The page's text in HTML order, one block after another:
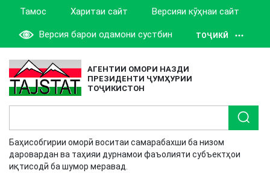
Тамос Харитаи сайт Версияи кӯҳнаи сайт
Версия барои одамони сустбин ТОҶИКӢ
АГЕНТИИ ОМОРИ НАЗДИ
ПРЕЗИДЕНТИ ҶУМҲУРИИ
ТОҶИКИСТОН
Баҳисобгирии оморӣ воситаи самарабахши ба низом
даровардан ва таҳияи дурнамои фаъолияти субъектҳои
иқтисодӣ ба шумор меравад.